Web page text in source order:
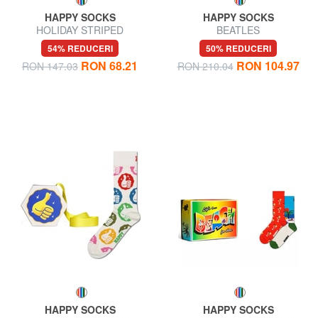
HAPPY SOCKS
HOLIDAY STRIPED
CRACKER Set cadou de 2
perechi de șosete
54% REDUCERI
RON 147.03 RON 68.21
HAPPY SOCKS
BEATLES
50% REDUCERI
RON 210.04 RON 104.97
HAPPY SOCKS
HAPPY SOCKS